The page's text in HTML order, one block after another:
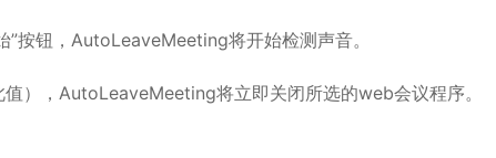
钮，AutoLeaveMeeting将开始检测声音。
，AutoLeaveMeeting将立即关闭所选的web会议程序。